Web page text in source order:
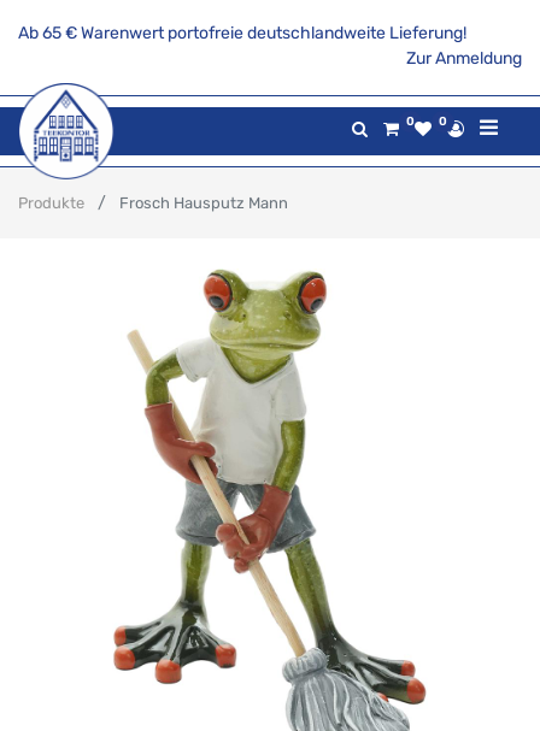
Ab 65 € Warenwert portofreie deutschlandweite Lieferung!
Zur Anmeldung
0 0
Produkte Frosch Hausputz Mann